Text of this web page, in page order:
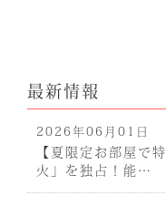
最新情報
2026年06月01日
【夏限定お部屋で
火」を独占！能…